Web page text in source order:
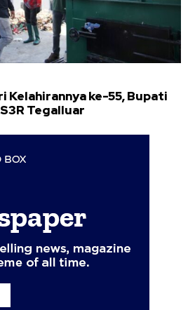
Kelahirannya ke-55, Bupati
Tegalluar